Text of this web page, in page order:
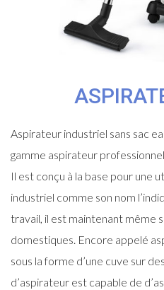
Aspirateur industriel sans sac
gamme aspirateur
Il est conçu à la base pour une
industriel comme son nom
travail, il est maintenant même
domestiques. Encore appelé
sous la forme d’une cuve sur
d’aspirateur est capable de